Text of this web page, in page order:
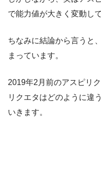
で能力値が大きく変動し
ちなみに結論から言うと
まっています。
2019年2月前のアスピリ
リクエタはどのように違
いきます。